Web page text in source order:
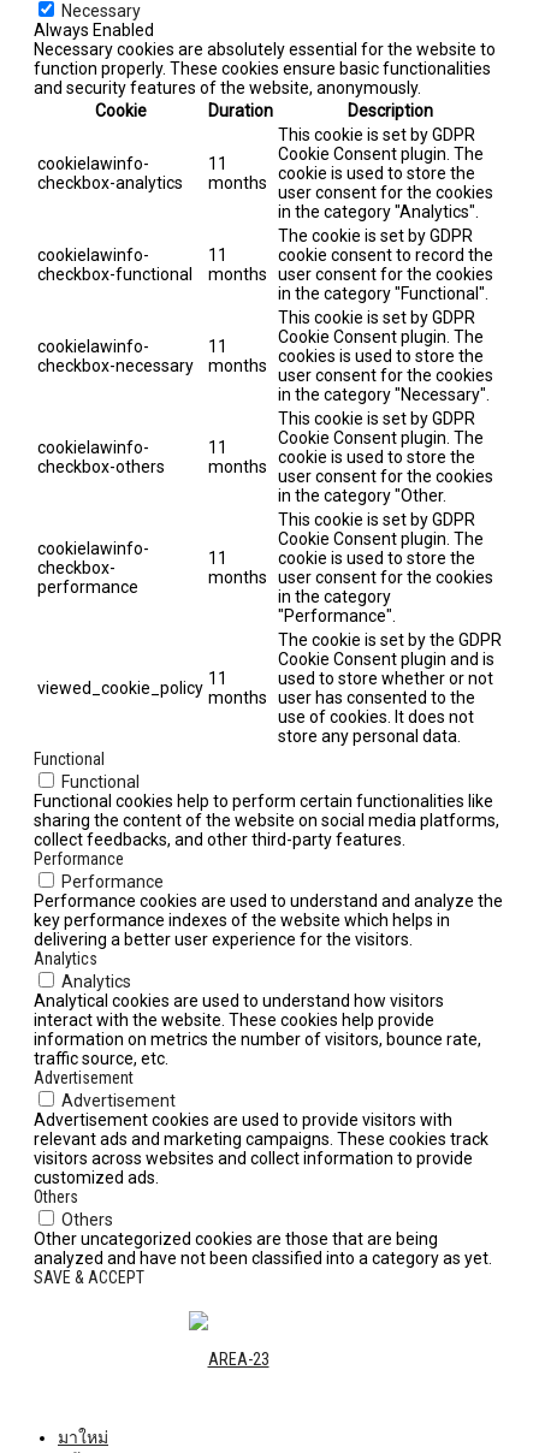
Necessary
Always Enabled
Necessary cookies are absolutely essential for the website to
function properly. These cookies ensure basic functionalities
and security features of the website, anonymously.
Cookie
Duration Description
cookielawinfo-
checkbox-analytics
11
months
This cookie is set by GDPR
Cookie Consent plugin. The
cookie is used to store the
user consent for the cookies
in the category "Analytics".
cookielawinfo-
checkbox-functional
11
months
The cookie is set by GDPR
cookie consent to record the
user consent for the cookies
in the category "Functional".
cookielawinfo-
checkbox-necessary
11
months
This cookie is set by GDPR
Cookie Consent plugin. The
cookies is used to store the
user consent for the cookies
in the category "Necessary".
cookielawinfo-
checkbox-others
11
months
This cookie is set by GDPR
Cookie Consent plugin. The
cookie is used to store the
user consent for the cookies
in the category "Other.
cookielawinfo-
checkbox-
performance
11
months
This cookie is set by GDPR
Cookie Consent plugin. The
cookie is used to store the
user consent for the cookies
in the category
"Performance".
viewed_cookie_policy 11
months
The cookie is set by the GDPR
Cookie Consent plugin and is
used to store whether or not
user has consented to the
use of cookies. It does not
store any personal data.
Functional
Functional
Functional cookies help to perform certain functionalities like
sharing the content of the website on social media platforms,
collect feedbacks, and other third-party features.
Performance
Performance
Performance cookies are used to understand and analyze the
key performance indexes of the website which helps in
delivering a better user experience for the visitors.
Analytics
Analytics
Analytical cookies are used to understand how visitors
interact with the website. These cookies help provide
information on metrics the number of visitors, bounce rate,
traffic source, etc.
Advertisement
Advertisement
Advertisement cookies are used to provide visitors with
relevant ads and marketing campaigns. These cookies track
visitors across websites and collect information to provide
customized ads.
Others
Others
Other uncategorized cookies are those that are being
analyzed and have not been classified into a category as yet.
SAVE & ACCEPT
มาใหม่